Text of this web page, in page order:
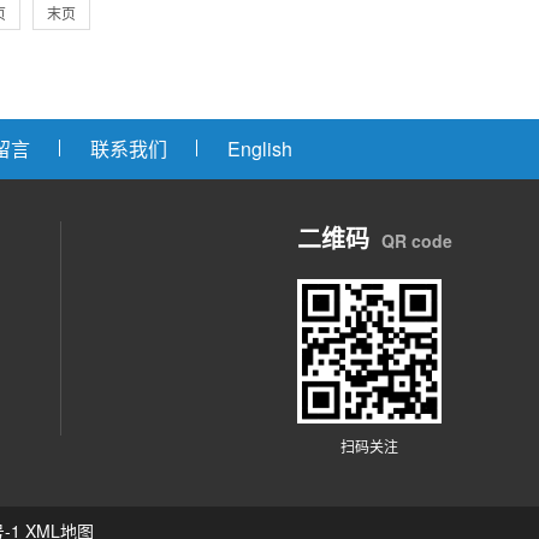
末页
言 联系我们 English
二维码 QR code
扫码关注
1 XML地图